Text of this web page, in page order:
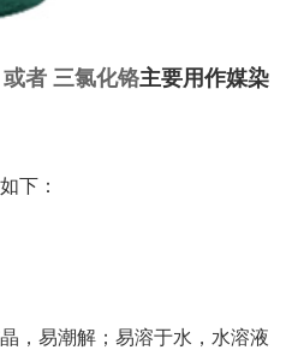
者 三氯化铬主要用作媒染
下：
，易潮解；易溶于水，水溶液